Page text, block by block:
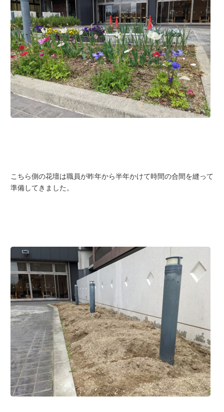
こちら側の花壇は職員が昨年から半年かけて時間の合間を縫って
準備してきました。